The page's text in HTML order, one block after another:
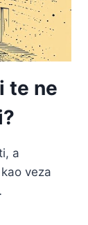
te ne
a
veza